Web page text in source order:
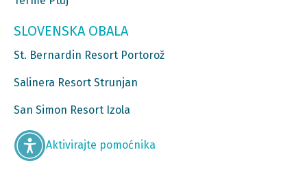
SLOVENSKA OBALA
St. Bernardin Resort Portorož
Salinera Resort Strunjan
San Simon Resort Izola
Aktivirajte pomoćnika